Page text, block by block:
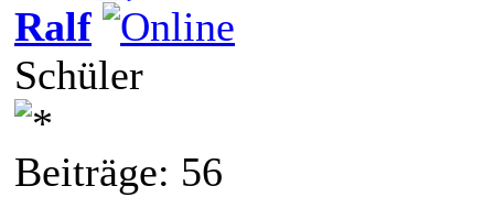
Ralf
Schüler
Beiträge: 56